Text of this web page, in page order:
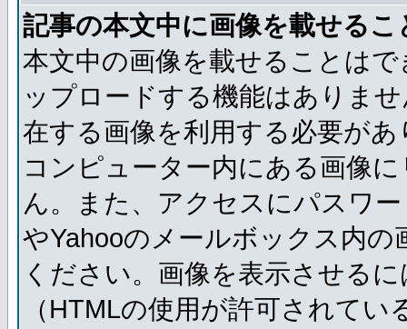
記事の本文中に画像を載せる
本文中の画像を載せることは
ップロードする機能はありま
在する画像を利用する必要が
コンピューター内にある画像
ん。また、アクセスにパスワ
やYahooのメールボックス内
ください。画像を表示させる
（HTMLの使用が許可されて